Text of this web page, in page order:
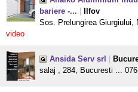
bariere -...
Ilfov
Sos. Prelungirea
video
Ansida Serv srl
salaj , 284, Bucuresti ...